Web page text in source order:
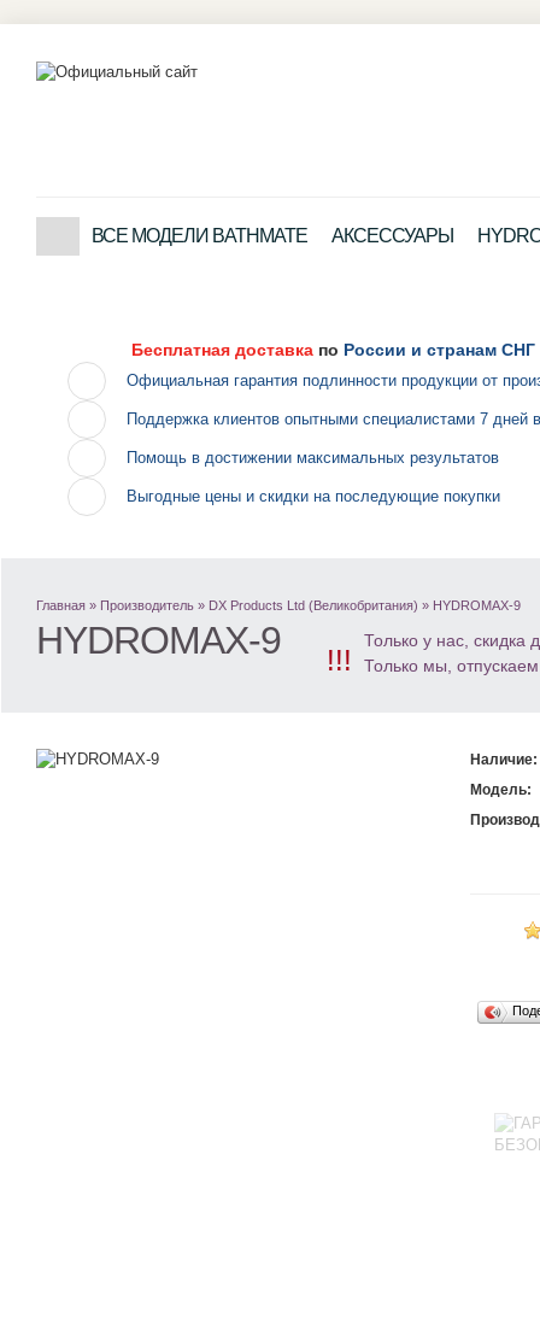
ВСЕ МОДЕЛИ BATHMATE АКСЕССУАРЫ
Бесплатная доставка по России и странам СНГ
Официальная гарантия подлинности продукции от
Поддержка клиентов опытными специалистами 7 дней
Помощь в достижении максимальных результатов
Выгодные цены и скидки на последующие покупки
Главная » Производитель » DX Products Ltd (Великобритания) » HYDROMAX-9
HYDROMAX-9 !!!
Только у нас,
Только мы,
Наличие:
Модель: